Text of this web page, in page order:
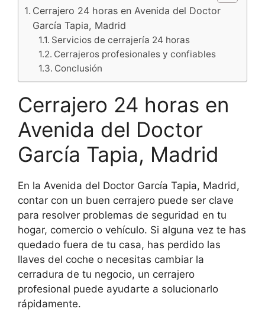
Cerrajero 24 horas en Avenida del Doctor
García Tapia, Madrid
Servicios de cerrajería 24 horas
Cerrajeros profesionales y confiables
Conclusión
Cerrajero 24 horas en
Avenida del Doctor
García Tapia, Madrid
En la Avenida del Doctor García Tapia, Madrid,
contar con un buen cerrajero puede ser clave
para resolver problemas de seguridad en tu
hogar, comercio o vehículo. Si alguna vez te has
quedado fuera de tu casa, has perdido las
llaves del coche o necesitas cambiar la
cerradura de tu negocio, un cerrajero
profesional puede ayudarte a solucionarlo
rápidamente.